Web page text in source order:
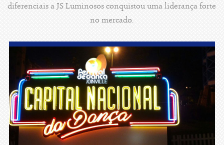
diferenciais a JS Luminosos conquistou uma liderança forte
no mercado.